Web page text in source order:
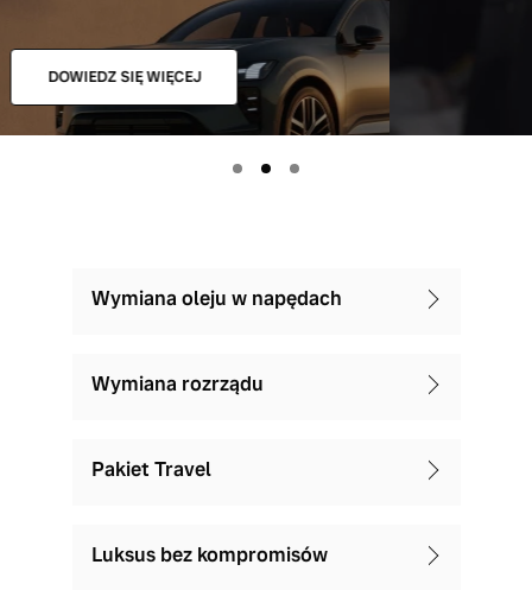
DOWIEDZ SIĘ WIĘCEJ
Wymiana oleju w napędach
Wymiana rozrządu
Pakiet Travel
Luksus bez kompromisów